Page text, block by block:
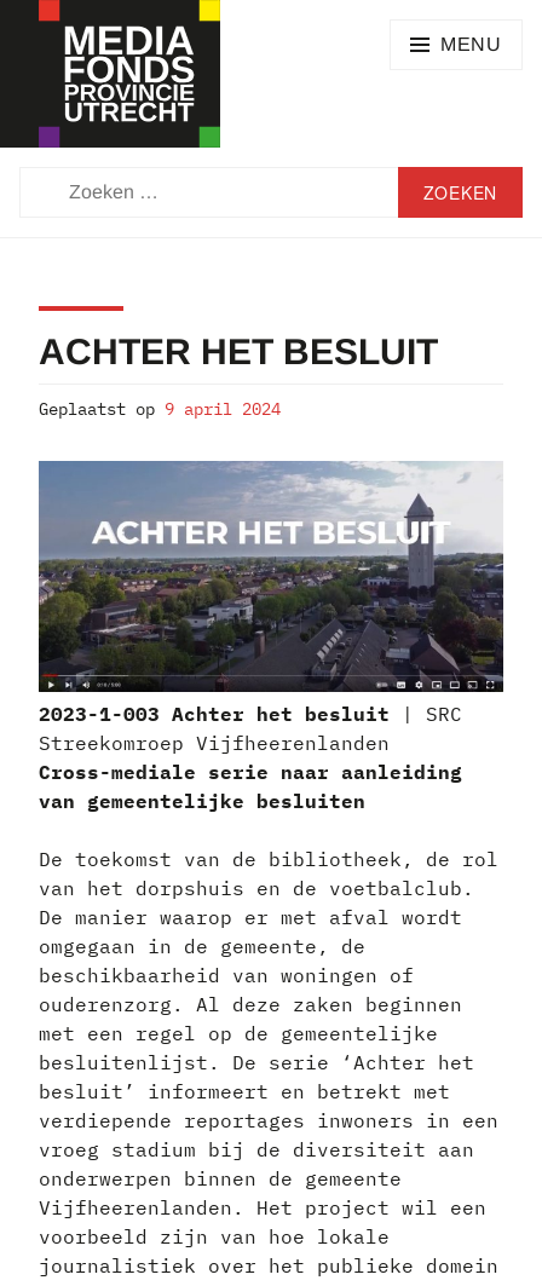
content
MENU
ACHTER HET BESLUIT
Geplaatst op 9 april 2024
2023-1-003 Achter het besluit | SRC
Streekomroep Vijfheerenlanden
Cross-mediale serie naar aanleiding
van gemeentelijke besluiten
De toekomst van de bibliotheek, de rol
van het dorpshuis en de voetbalclub.
De manier waarop er met afval wordt
omgegaan in de gemeente, de
beschikbaarheid van woningen of
ouderenzorg. Al deze zaken beginnen
met een regel op de gemeentelijke
besluitenlijst. De serie ‘Achter het
besluit’ informeert en betrekt met
verdiepende reportages inwoners in een
vroeg stadium bij de diversiteit aan
onderwerpen binnen de gemeente
Vijfheerenlanden. Het project wil een
voorbeeld zijn van hoe lokale
journalistiek over het publieke domein